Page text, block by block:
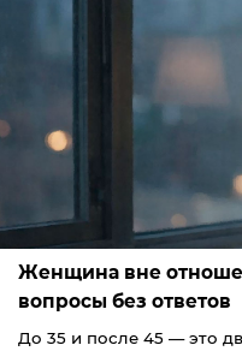
Женщина вне
вопросы без ответов
До 35 и после 45 — это